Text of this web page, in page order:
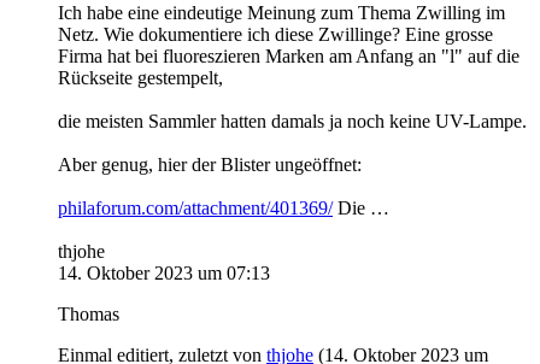
Ich habe eine eindeutige Meinung zum Thema Zwilling im
Netz. Wie dokumentiere ich diese Zwillinge? Eine grosse
Firma hat bei fluoreszieren Marken am Anfang an "l" auf die
Rückseite gestempelt,
die meisten Sammler hatten damals ja noch keine UV-Lampe.
Aber genug, hier der Blister ungeöffnet:
philaforum.com/attachment/401369/Die …
thjohe
14. Oktober 2023 um 07:13
Thomas
Einmal editiert, zuletzt von thjohe (14. Oktober 2023 um